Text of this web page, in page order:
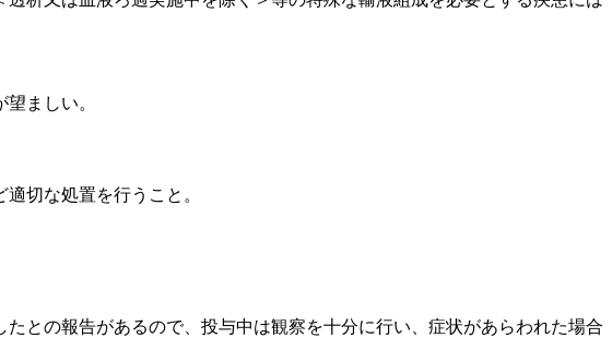
ましい。
切な処置を行うこと。
との報告があるので、投与中は観察を十分に行い、症状があらわれた場合